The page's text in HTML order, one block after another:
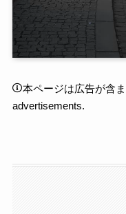
本ページは広告が含
advertisements.